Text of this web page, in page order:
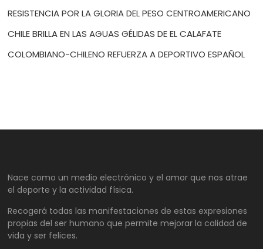
RESISTENCIA POR LA GLORIA DEL PESO CENTROAMERICANO
CHILE BRILLA EN LAS AGUAS GÉLIDAS DE EL CALAFATE
COLOMBIANO-CHILENO REFUERZA A DEPORTIVO ESPAÑOL
Nace como un medio electrónico y el amor que nos atrae
el deporte y la actividad física.
Recogerá todas las manifestaciones de estas expresiones
propias del ser humano que permite mejorar la calidad de
vida y ser felices.